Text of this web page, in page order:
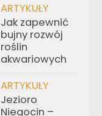
ARTYKUŁY
Jak zapewnić
bujny rozwój
roślin
akwariowych
ARTYKUŁY
Jezioro
Niegocin –